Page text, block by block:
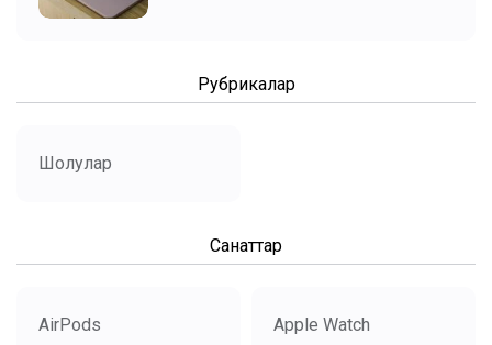
Рубрикалар
Шолулар
Санаттар
AirPods Apple Watch